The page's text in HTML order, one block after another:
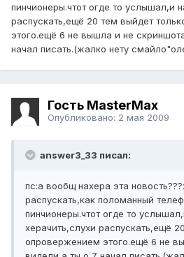
пинчионеры.чтот огде то услышал,и
распускать,ещё 20 тем выйдет
этого.ещё 6 не вышла и не
начал писать.(жалко нету
Гость MasterMax
Опубликовано: 2 мая 2009
answer3_33 писал:
пс:а вообщ нахера эта
распускать,как поломанный
пинчионеры.чтот огде то
херачить,слухи распускать,ещё
опровержением этого.ещё 6 не